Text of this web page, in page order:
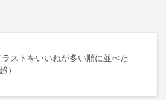
ストをいいねが多い順に並べた
）